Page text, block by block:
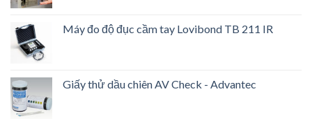
Máy đo độ đục cầm tay Lovibond TB 211 IR
Giấy thử dầu chiên AV Check - Advantec